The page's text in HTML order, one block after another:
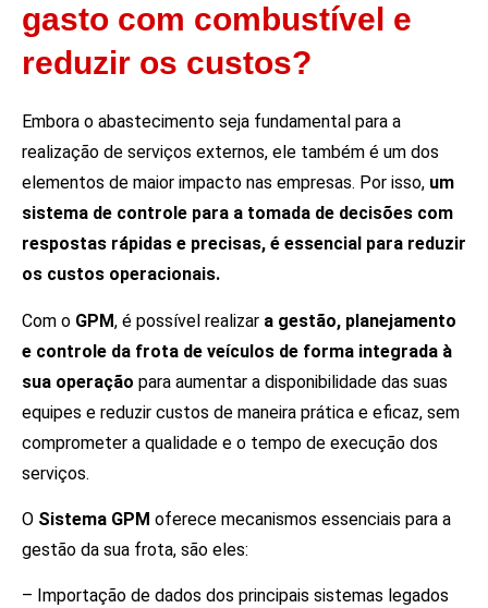
gasto com combustível e
reduzir os custos?
Embora o abastecimento seja fundamental para a
realização de serviços externos, ele também é um dos
elementos de maior impacto nas empresas. Por isso, um
sistema de controle para a tomada de decisões com
respostas rápidas e precisas, é essencial para reduzir
os custos operacionais.
Com o GPM, é possível realizar a gestão, planejamento
e controle da frota de veículos de forma integrada à
sua operação para aumentar a disponibilidade das suas
equipes e reduzir custos de maneira prática e eficaz, sem
comprometer a qualidade e o tempo de execução dos
serviços.
O Sistema GPM oferece mecanismos essenciais para a
gestão da sua frota, são eles:
– Importação de dados dos principais sistemas legados